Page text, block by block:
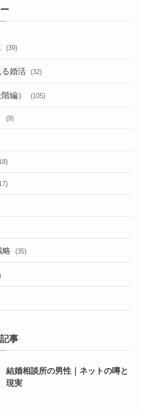
(39)
婚活 (32)
編） (105)
(9)
略 (35)
事
結婚相談所の男性｜ネットの噂と
現実